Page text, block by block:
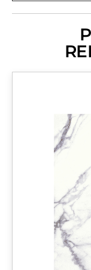
ni selladores /